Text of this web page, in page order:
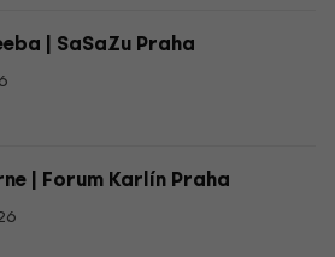
| SaSaZu Praha
| Forum Karlín Praha